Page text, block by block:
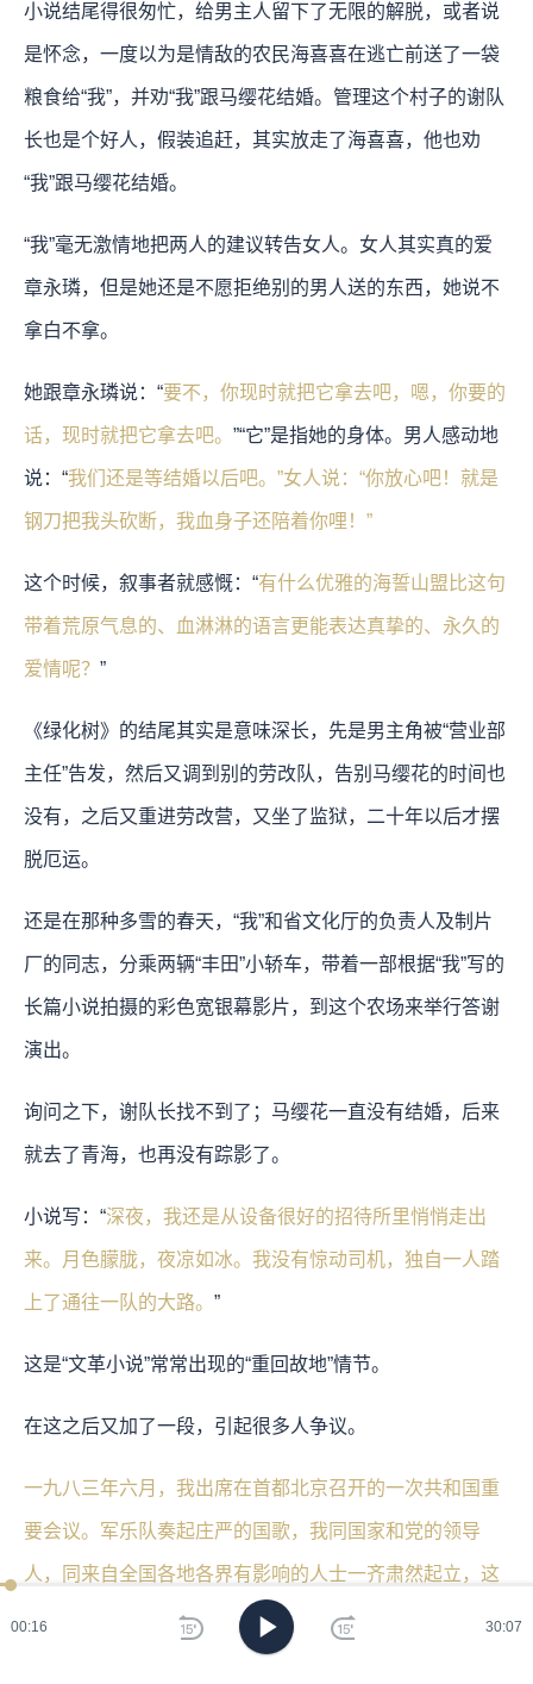
00:17 30:07
小说结尾得很匆忙，给男主人留下了无限的解脱，或者说
是怀念，一度以为是情敌的农民海喜喜在逃亡前送了一袋
粮食给“我”，并劝“我”跟马缨花结婚。管理这个村子的谢队
长也是个好人，假装追赶，其实放走了海喜喜，他也劝
“我”跟马缨花结婚。
“我”毫无激情地把两人的建议转告女人。女人其实真的爱
章永璘，但是她还是不愿拒绝别的男人送的东西，她说不
拿白不拿。
她跟章永璘说：“要不，你现时就把它拿去吧，嗯，你要的
话，现时就把它拿去吧。 ”“它”是指她的身体。男人感动地
说：“我们还是等结婚以后吧。”女人说：“你放心吧！就是
钢刀把我头砍断，我血身子还陪着你哩！ ”
这个时候，叙事者就感慨：“有什么优雅的海誓山盟比这句
带着荒原气息的、血淋淋的语言更能表达真挚的、永久的
爱情呢？ ”
《绿化树》的结尾其实是意味深长，先是男主角被“营业部
主任”告发，然后又调到别的劳改队，告别马缨花的时间也
没有，之后又重进劳改营，又坐了监狱，二十年以后才摆
脱厄运。
还是在那种多雪的春天，“我”和省文化厅的负责人及制片
厂的同志，分乘两辆“丰田”小轿车，带着一部根据“我”写的
长篇小说拍摄的彩色宽银幕影片，到这个农场来举行答谢
演出。
询问之下，谢队长找不到了；马缨花一直没有结婚，后来
就去了青海，也再没有踪影了。
小说写：“深夜，我还是从设备很好的招待所里悄悄走出
来。月色朦胧，夜凉如冰。我没有惊动司机，独自一人踏
上了通往一队的大路。 ”
这是“文革小说”常常出现的“重回故地”情节。
在这之后又加了一段，引起很多人争议。
一九八三年六月，我出席在首都北京召开的一次共和国重
要会议。军乐队奏起庄严的国歌，我同国家和党的领导
人，同来自全国各地各界有影响的人士一齐肃然起立，这
时，我脑海里蓦然掠过了一个个我熟悉的形象。